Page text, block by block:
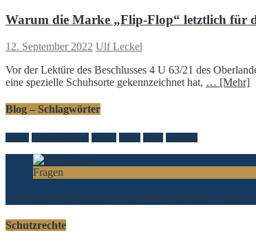
Warum die Marke „Flip-Flop“ letztlich für
12. September 2022 Ulf Leckel
Vor der Lektüre des Beschlusses 4 U 63/21 des
eine spezielle Schuhsorte gekennzeichnet hat, … [Mehr]
Blog – Schlagwörter
Design Gebrauchsmuster Kanzlei Marke Patent Sonstiges
Fragen
“Sollten Sie Fragen zu unseren Leistungen haben,
Schutzrechte